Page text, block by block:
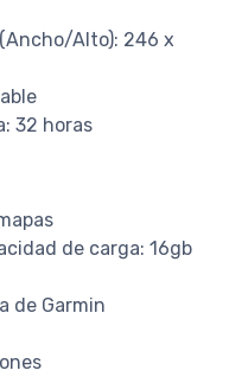
Alto): 246 x
32 horas
de carga: 16gb
de Garmin